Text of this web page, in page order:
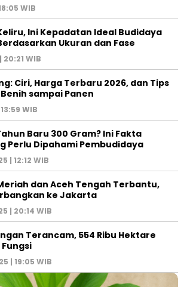
WIB
Ini Kepadatan Ideal Budidaya
Ukuran dan Fase
WIB
Ciri, Harga Terbaru 2026, dan Tips
sampai Panen
WIB
Baru 300 Gram? Ini Fakta
Perlu Dipahami Pembudidaya
| 12:12 WIB
dan Aceh Tengah Terbantu,
ke Jakarta
| 20:14 WIB
Terancam, 554 Ribu Hektare
| 19:05 WIB